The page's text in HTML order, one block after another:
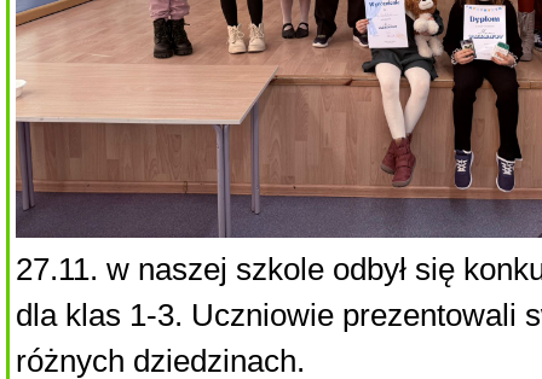
27.11. w naszej szkole odbył się
dla klas 1-3. Uczniowie prezentowali
różnych dziedzinach.